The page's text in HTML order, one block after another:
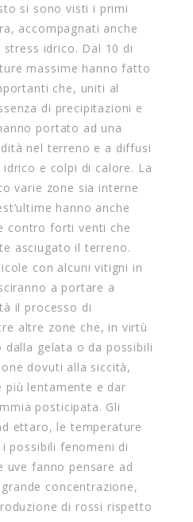
si sono visti i primi
accompagnati anche
idrico. Dal 10 di
massime hanno fatto
che, uniti al
di precipitazioni e
portato ad una
nel terreno e a diffusi
e colpi di calore. La
varie zone sia interne
hanno anche
contro forti venti che
asciugato il terreno.
con alcuni vitigni in
a portare a
il processo di
altre zone che, in virtù
dalla gelata o da possibili
dovuti alla siccità,
più lentamente e dar
posticipata. Gli
ettaro, le temperature
possibili fenomeni di
uve fanno pensare ad
concentrazione,
di rossi rispetto